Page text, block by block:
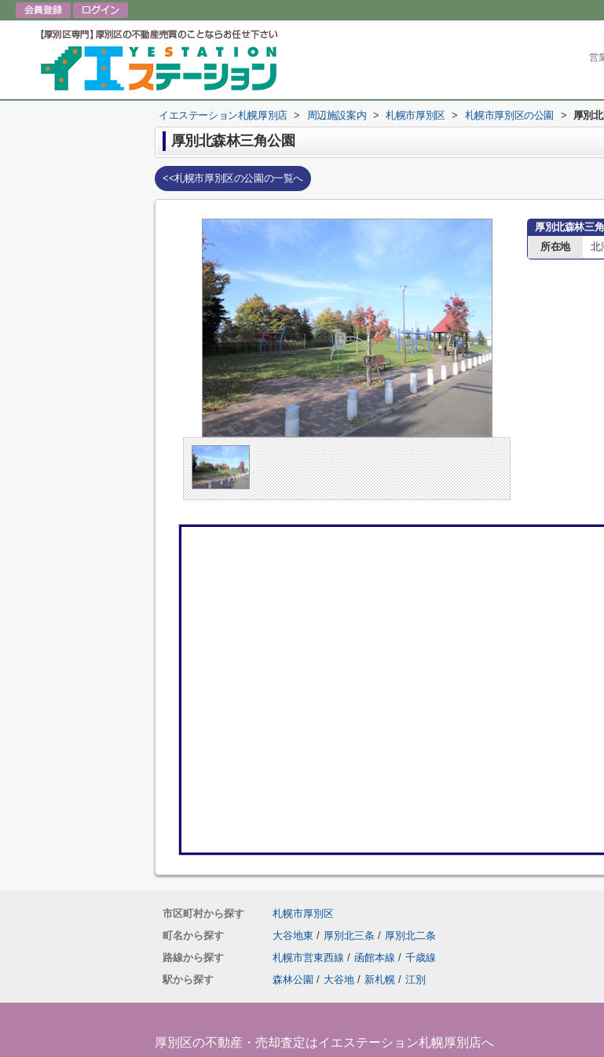
営
イエステーション札幌厚別店 > 周辺施設案内 > 札幌市厚別区 > 札幌市厚別区の公園 > 厚別
厚別北森林三角公園
<<札幌市厚別区の公園の一覧へ
厚別北森林三
所在地
北
市区町村から探す
札幌市厚別区
町名から探す
大谷地東 / 厚別北三条 / 厚別北二条
路線から探す
札幌市営東西線 / 函館本線 / 千歳線
駅から探す
森林公園 / 大谷地 / 新札幌 / 江別
厚別区の不動産・売却査定はイエステーション札幌厚別店へ